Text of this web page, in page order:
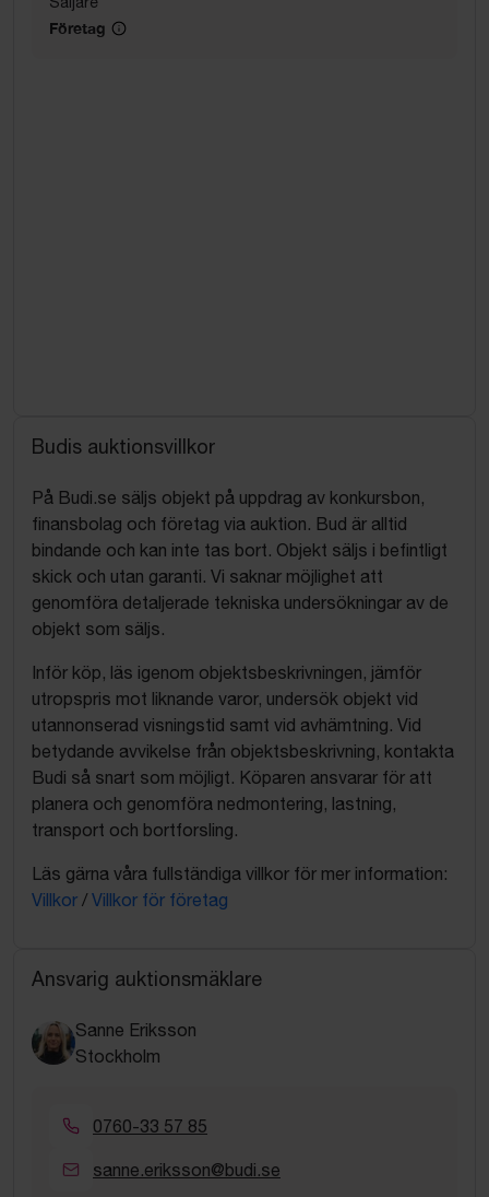
Företag
Budis auktionsvillkor
På Budi.se säljs objekt på uppdrag av konkursbon,
finansbolag och företag via auktion. Bud är alltid
bindande och kan inte tas bort. Objekt säljs i befintligt
skick och utan garanti. Vi saknar möjlighet att
genomföra detaljerade tekniska undersökningar av de
objekt som säljs.
Inför köp, läs igenom objektsbeskrivningen, jämför
utropspris mot liknande varor, undersök objekt vid
utannonserad visningstid samt vid avhämtning. Vid
betydande avvikelse från objektsbeskrivning, kontakta
Budi så snart som möjligt. Köparen ansvarar för att
planera och genomföra nedmontering, lastning,
transport och bortforsling.
Läs gärna våra fullständiga villkor för mer information:
Villkor / Villkor för företag
Ansvarig auktionsmäklare
Sanne Eriksson
Stockholm
0760-33 57 85
sanne.eriksson@budi.se